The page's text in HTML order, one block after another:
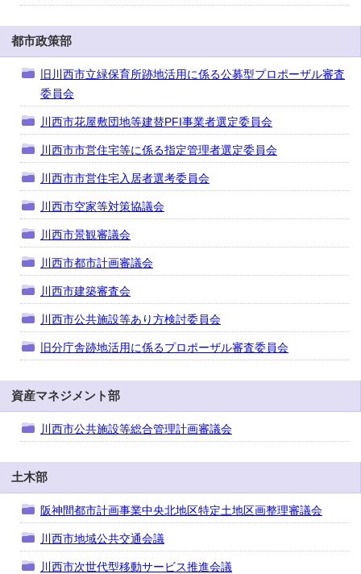
都市政策部
旧川西市立緑保育所跡地活用に係る公募型プロポーザル審査
委員会
川西市花屋敷団地等建替PFI事業者選定委員会
川西市市営住宅等に係る指定管理者選定委員会
川西市市営住宅入居者選考委員会
川西市空家等対策協議会
川西市景観審議会
川西市都市計画審議会
川西市建築審査会
川西市公共施設等あり方検討委員会
旧分庁舎跡地活用に係るプロポーザル審査委員会
資産マネジメント部
川西市公共施設等総合管理計画審議会
土木部
阪神間都市計画事業中央北地区特定土地区画整理審議会
川西市地域公共交通会議
川西市次世代型移動サービス推進会議